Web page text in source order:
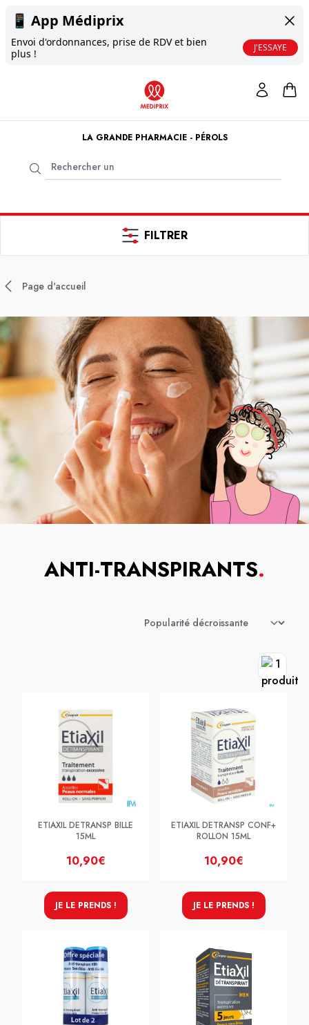
📱 App Médiprix
Envoi d'ordonnances, prise de RDV et bien
plus !
J'ESSAYE
LA GRANDE PHARMACIE - PÉROLS
FILTRER
Page d'accueil
ANTI-TRANSPIRANTS.
ETIAXIL DETRANSP BILLE
15ML
10,90€
JE LE PRENDS !
ETIAXIL DETRANSP CONF+
ROLLON 15ML
10,90€
JE LE PRENDS !